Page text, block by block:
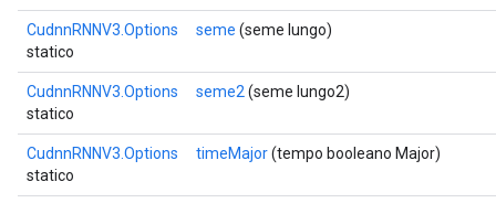
CudnnRNNV3.Options
statico
seme (seme lungo)
CudnnRNNV3.Options
statico
seme2 (seme lungo2)
CudnnRNNV3.Options
statico
timeMajor(tempo booleano Major)